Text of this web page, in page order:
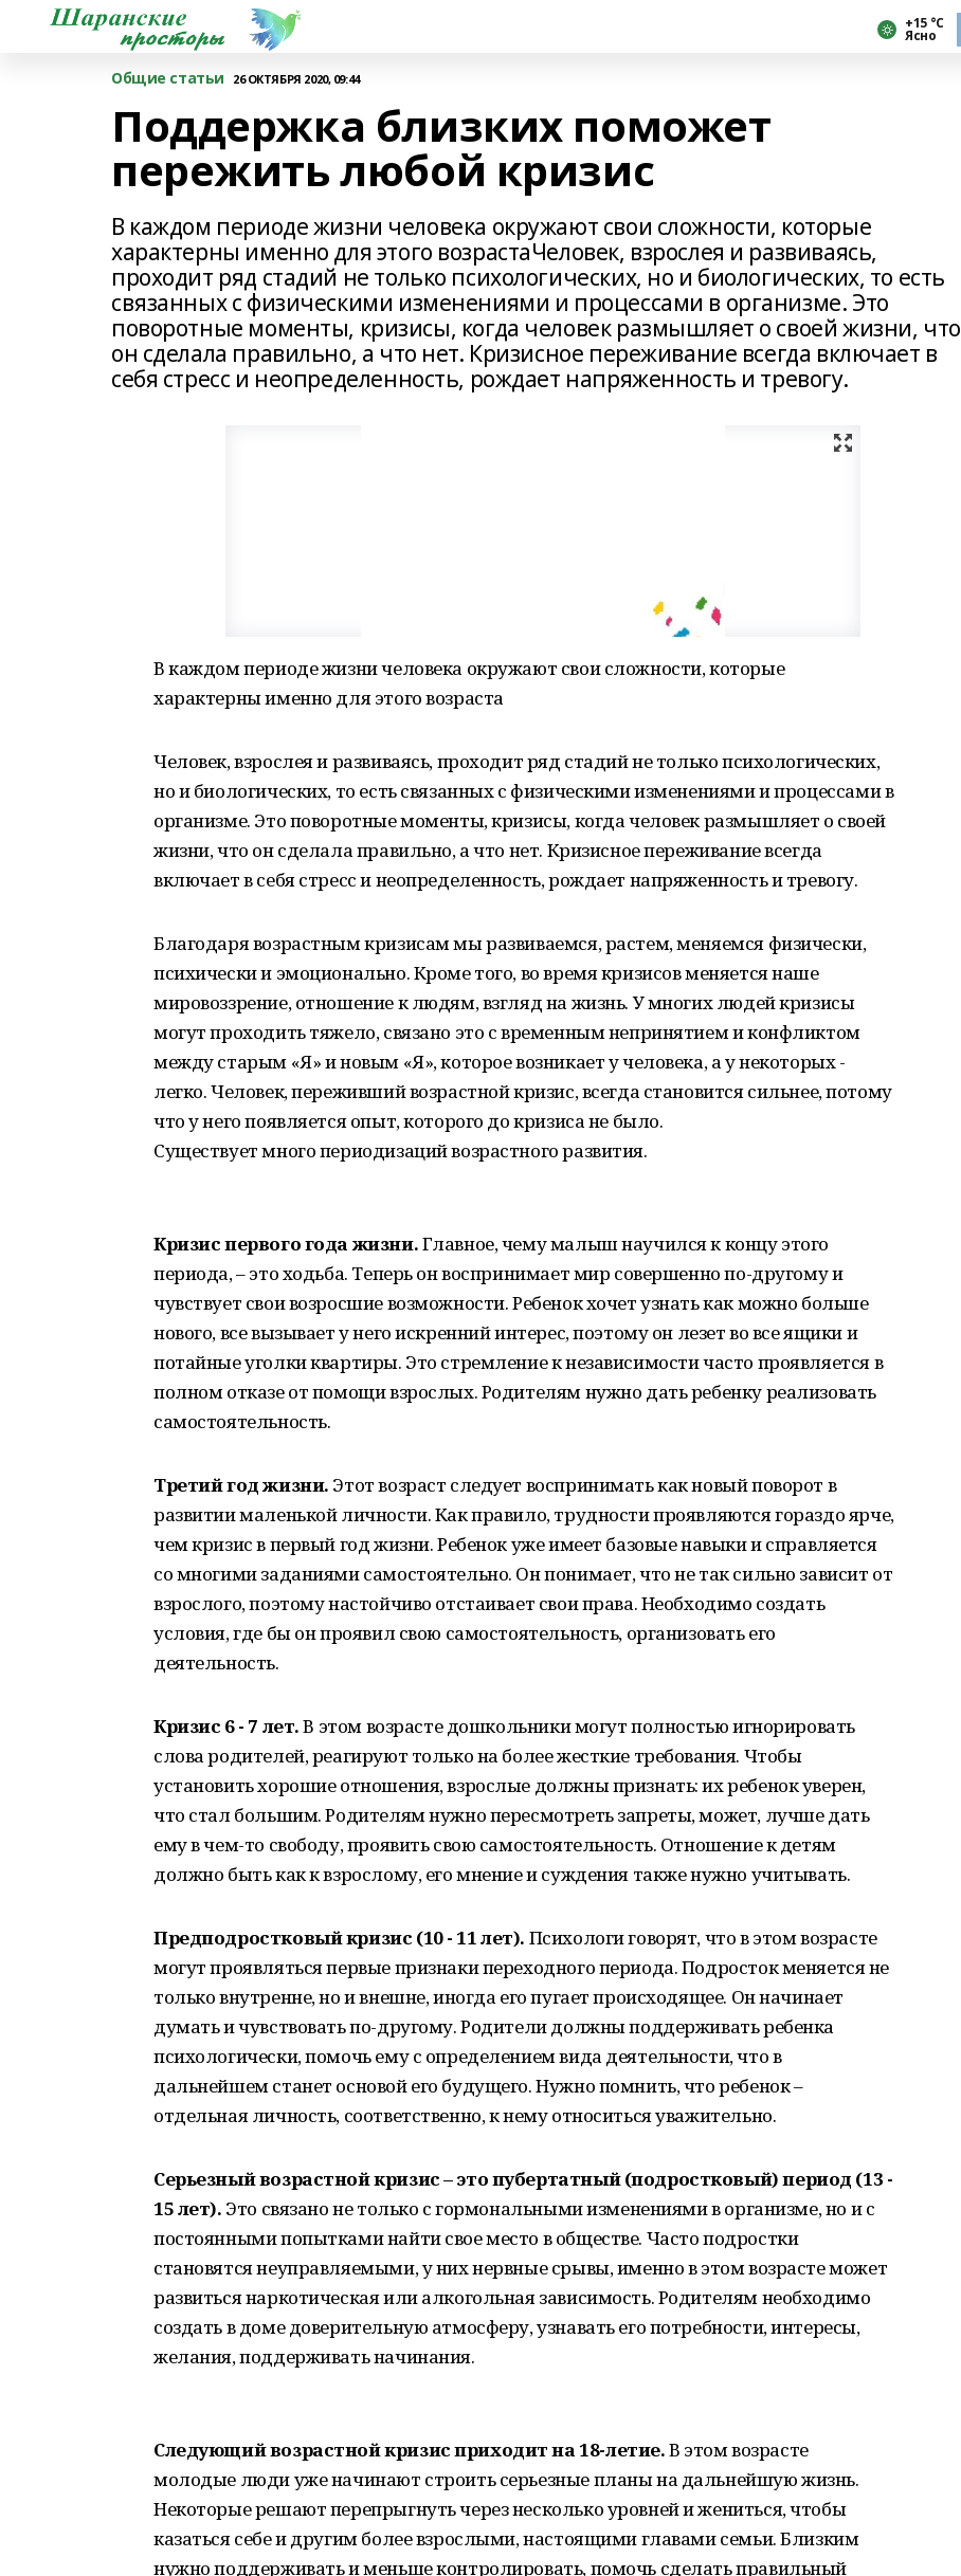
+15 °С
Ясно
Общие статьи 26 ОКТЯБРЯ 2020, 09:44
Поддержка близких поможет
пережить любой кризис
В каждом периоде жизни человека окружают свои сложности, которые
характерны именно для этого возрастаЧеловек, взрослея и развиваясь,
проходит ряд стадий не только психологических, но и биологических, то есть
связанных с физическими изменениями и процессами в организме. Это
поворотные моменты, кризисы, когда человек размышляет о своей жизни, что
он сделала правильно, а что нет. Кризисное переживание всегда включает в
себя стресс и неопределенность, рождает напряженность и тревогу.
В каждом периоде жизни человека окружают свои сложности, которые
характерны именно для этого возраста
Человек, взрослея и развиваясь, проходит ряд стадий не только психологических,
но и биологических, то есть связанных с физическими изменениями и процессами в
организме. Это поворотные моменты, кризисы, когда человек размышляет о своей
жизни, что он сделала правильно, а что нет. Кризисное переживание всегда
включает в себя стресс и неопределенность, рождает напряженность и тревогу.
Благодаря возрастным кризисам мы развиваемся, растем, меняемся физически,
психически и эмоционально. Кроме того, во время кризисов меняется наше
мировоззрение, отношение к людям, взгляд на жизнь. У многих людей кризисы
могут проходить тяжело, связано это с временным непринятием и конфликтом
между старым «Я» и новым «Я», которое возникает у человека, а у некоторых -
легко. Человек, переживший возрастной кризис, всегда становится сильнее, потому
что у него появляется опыт, которого до кризиса не было.
Существует много периодизаций возрастного развития.
Кризис первого года жизни.Главное, чему малыш научился к концу этого
периода, – это ходьба. Теперь он воспринимает мир совершенно по-другому и
чувствует свои возросшие возможности. Ребенок хочет узнать как можно больше
нового, все вызывает у него искренний интерес, поэтому он лезет во все ящики и
потайные уголки квартиры. Это стремление к независимости часто проявляется в
полном отказе от помощи взрослых. Родителям нужно дать ребенку реализовать
самостоятельность.
Третий год жизни. Этот возраст следует воспринимать как новый поворот в
развитии маленькой личности. Как правило, трудности проявляются гораздо ярче,
чем кризис в первый год жизни. Ребенок уже имеет базовые навыки и справляется
со многими заданиями самостоятельно. Он понимает, что не так сильно зависит от
взрослого, поэтому настойчиво отстаивает свои права. Необходимо создать
условия, где бы он проявил свою самостоятельность, организовать его
деятельность.
Кризис 6 - 7 лет.В этом возрасте дошкольники могут полностью игнорировать
слова родителей, реагируют только на более жесткие требования. Чтобы
установить хорошие отношения, взрослые должны признать: их ребенок уверен,
что стал большим. Родителям нужно пересмотреть запреты, может, лучше дать
ему в чем-то свободу, проявить свою самостоятельность. Отношение к детям
должно быть как к взрослому, его мнение и суждения также нужно учитывать.
Предподростковый кризис (10 - 11 лет). Психологи говорят, что в этом возрасте
могут проявляться первые признаки переходного периода. Подросток меняется не
только внутренне, но и внешне, иногда его пугает происходящее. Он начинает
думать и чувствовать по-другому. Родители должны поддерживать ребенка
психологически, помочь ему с определением вида деятельности, что в
дальнейшем станет основой его будущего. Нужно помнить, что ребенок –
отдельная личность, соответственно, к нему относиться уважительно.
Серьезный возрастной кризис – это пубертатный (подростковый) период (13 -
15 лет). Это связано не только с гормональными изменениями в организме, но и с
постоянными попытками найти свое место в обществе. Часто подростки
становятся неуправляемыми, у них нервные срывы, именно в этом возрасте может
развиться наркотическая или алкогольная зависимость. Родителям необходимо
создать в доме доверительную атмосферу, узнавать его потребности, интересы,
желания, поддерживать начинания.
Следующий возрастной кризис приходит на 18-летие.В этом возрасте
молодые люди уже начинают строить серьезные планы на дальнейшую жизнь.
Некоторые решают перепрыгнуть через несколько уровней и жениться, чтобы
казаться себе и другим более взрослыми, настоящими главами семьи. Близким
нужно поддерживать и меньше контролировать, помочь сделать правильный